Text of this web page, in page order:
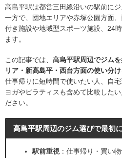
高島平駅は都営三田線沿いの駅前に
一方で、団地エリアや赤塚公園方面
付き施設や地域型スポーツ施設、24
ます。
この記事では、 高島平駅周辺でジム
リア・新高島平・西台方面の使い分け
仕事帰りに短時間で使いたい人、自
ヨガやピラティスも含めて比較した
ださい。
高島平駅周辺のジム選びで最初
駅前重視 ：仕事帰り・買い